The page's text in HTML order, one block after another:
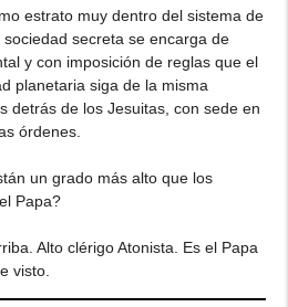
estrato muy dentro del sistema de
secreta se encarga de
y con imposición de reglas que el
planetaria siga de la misma
detrás de los Jesuitas, con sede en
órdenes.
un grado más alto que los
Papa?
Alto clérigo Atonista. Es el Papa
visto.